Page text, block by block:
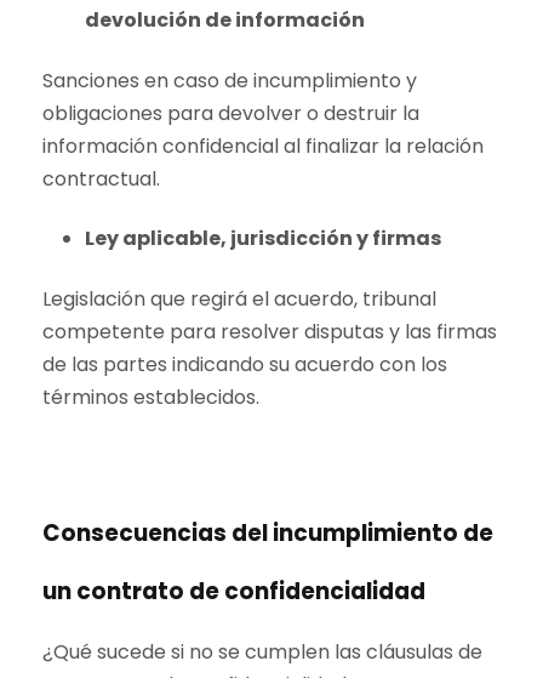
devolución de información
Sanciones en caso de incumplimiento y
obligaciones para devolver o destruir la
información confidencial al finalizar la relación
contractual.
Ley aplicable, jurisdicción y firmas
Legislación que regirá el acuerdo, tribunal
competente para resolver disputas y las firmas
de las partes indicando su acuerdo con los
términos establecidos.
Consecuencias del incumplimiento de
un contrato de confidencialidad
¿Qué sucede si no se cumplen las cláusulas de